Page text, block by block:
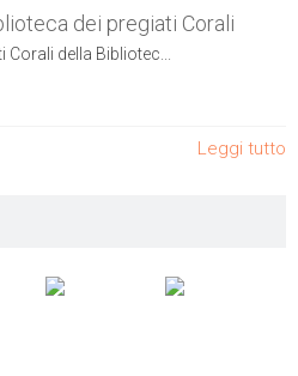
dei pregiati Corali
della Bibliotec...
Leggi tutto